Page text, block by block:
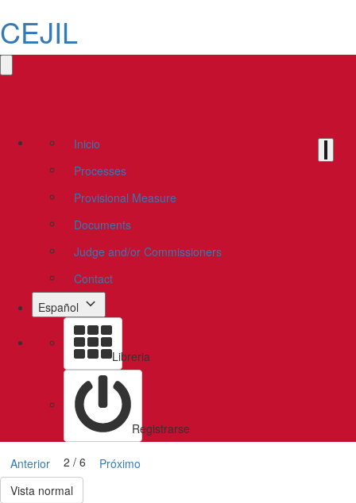
CEJIL
Inicio
Processes
Provisional Measure
Documents
Judge and/or Commissioners
Contact
Español
Libreria
Registrarse
Anterior 2 / 6
Próximo
Vista normal